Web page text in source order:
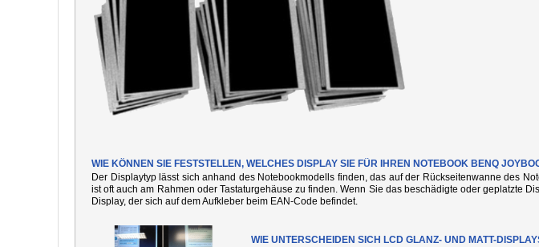
WIE KÖNNEN SIE FESTSTELLEN, WELCHES DISPLAY SIE FÜR IHREN NOTEBOOK BENQ
Der Displaytyp lässt sich anhand des Notebookmodells finden, das auf der Rückseitenwanne des
ist oft auch am Rahmen oder Tastaturgehäuse zu finden. Wenn Sie das beschädigte oder geplatzte
Display, der sich auf dem Aufkleber beim EAN-Code befindet.
WIE UNTERSCHEIDEN SICH LCD GLANZ- UND MATT-